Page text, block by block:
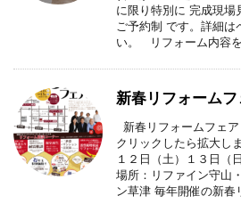
に限り特別に 完成現場
ご予約制 です。詳細は
い。 リフォーム内容
新春リフォーム
新春リフォームフェ
クリックしたら拡大し
１２日（土）１３日（
場所：リファイン守山
ン草津 毎年開催の新春